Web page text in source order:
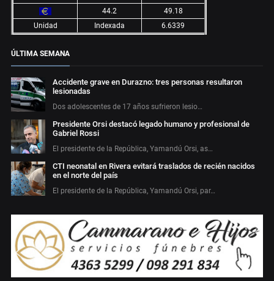
44.2
49.18
Unidad
Indexada 6.6339
ÚLTIMA SEMANA
Accidente grave en Durazno: tres personas resultaron
lesionadas
Dos adolescentes de 17 años sufrieron lesio…
Presidente Orsi destacó legado humano y profesional de
Gabriel Rossi
El presidente de la República, Yamandú Orsi, as…
CTI neonatal en Rivera evitará traslados de recién nacidos
en el norte del país
El presidente de la República, Yamandú Orsi, par…